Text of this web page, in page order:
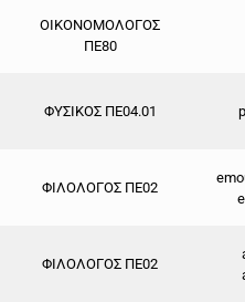
ΟΙΚΟΝΟΜΟΛΟΓΟΣ
ΠΕ80
ΦΥΣΙΚΟΣ ΠΕ04.01
ΦΙΛΟΛΟΓΟΣ ΠΕ02
ΦΙΛΟΛΟΓΟΣ ΠΕ02